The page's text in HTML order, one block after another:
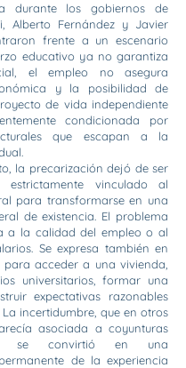
durante los gobiernos de
Alberto Fernández y Javier
frente a un escenario
educativo ya no garantiza
el empleo no asegura
y la posibilidad de
de vida independiente
condicionada por
que escapan a la
la precarización dejó de ser
estrictamente vinculado al
para transformarse en una
de existencia. El problema
a la calidad del empleo o al
Se expresa también en
para acceder a una vivienda,
universitarios, formar una
expectativas razonables
incertidumbre, que en otros
asociada a coyunturas
se convirtió en una
de la experiencia